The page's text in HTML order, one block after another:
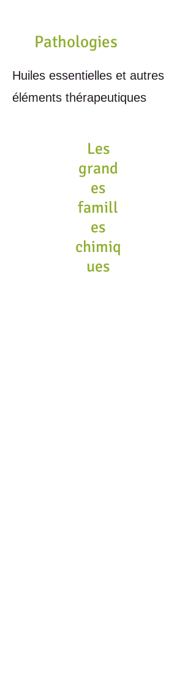
Pathologies
Huiles essentielles et autres
éléments thérapeutiques
Les
grand
es
famill
es
chimiq
ues